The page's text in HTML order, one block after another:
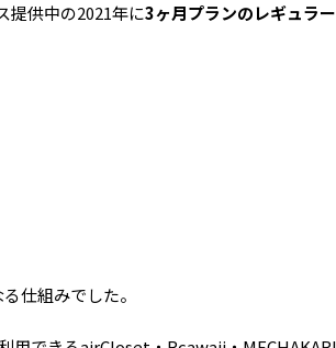
提供中の2021年に3ヶ月プランのレギュラ
仕組みでした。